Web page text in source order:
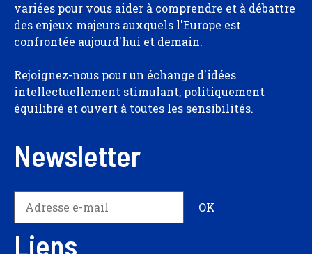
variées pour vous aider à comprendre et à débattre
des enjeux majeurs auxquels l'Europe est
confrontée aujourd'hui et demain.
Rejoignez-nous pour un échange d'idées
intellectuellement stimulant, politiquement
équilibré et ouvert à toutes les sensibilités.
Newsletter
Liens